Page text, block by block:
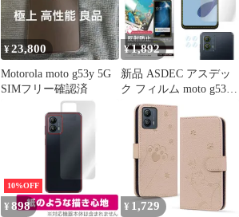
ス 1100
¥23,800
Motorola moto g53y 5G
SIMフリー確認済
¥1,892
新品 ASDEC アスデッ
ク フィルム moto g53j /
g53y 5G用 アンチグレ
ア カメラ保護 割れない
さらさら 日本製 マット
反射防止 指紋防
止/NGB-MMG53J
10%OFF
¥ 898 ¥ 1,729